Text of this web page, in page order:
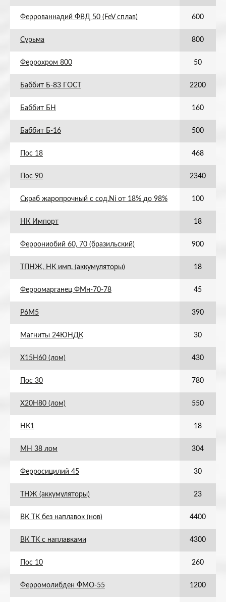
Феррованнадий ФВД 50 (FeV сплав) 600
Сурьма 800
Феррохром 800 50
Баббит Б-83 ГОСТ 2200
Баббит БН 160
Баббит Б-16 500
Пос 18 468
Пос 90 2340
Скраб жаропрочный с сод.Ni от 18% до 98% 100
НК Импорт 18
Феррониобий 60, 70 (бразильский) 900
ТПНЖ, НК имп. (аккумуляторы) 18
Ферромарганец ФМн-70-78 45
Р6М5 390
Магниты 24ЮНДК 30
Х15Н60 (лом) 430
Пос 30 780
Х20Н80 (лом) 550
НК1 18
МН 38 лом 304
Ферросицилий 45 30
ТНЖ (аккумуляторы) 23
ВК ТК без наплавок (нов) 4400
ВК ТК с наплавками 4300
Пос 10 260
Ферромолибден ФМО-55 1200